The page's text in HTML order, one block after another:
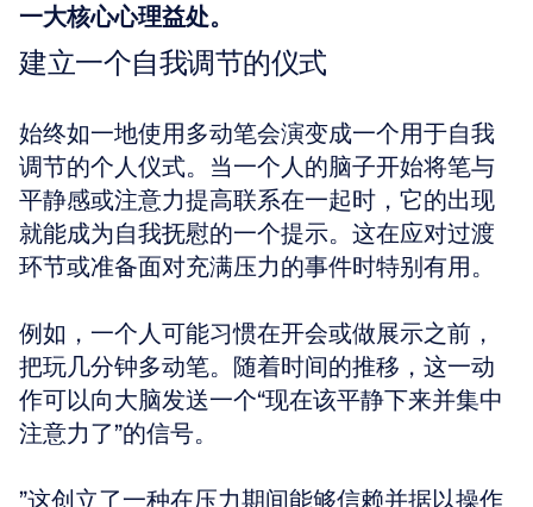
一大核心心理益处。
建立一个自我调节的仪式
始终如一地使用多动笔会演变成一个用于自我
调节的个人仪式。当一个人的脑子开始将笔与
平静感或注意力提高联系在一起时，它的出现
就能成为自我抚慰的一个提示。这在应对过渡
环节或准备面对充满压力的事件时特别有用。
例如，一个人可能习惯在开会或做展示之前，
把玩几分钟多动笔。随着时间的推移，这一动
作可以向大脑发送一个“现在该平静下来并集中
注意力了”的信号。
”这创立了一种在压力期间能够信赖并据以操作